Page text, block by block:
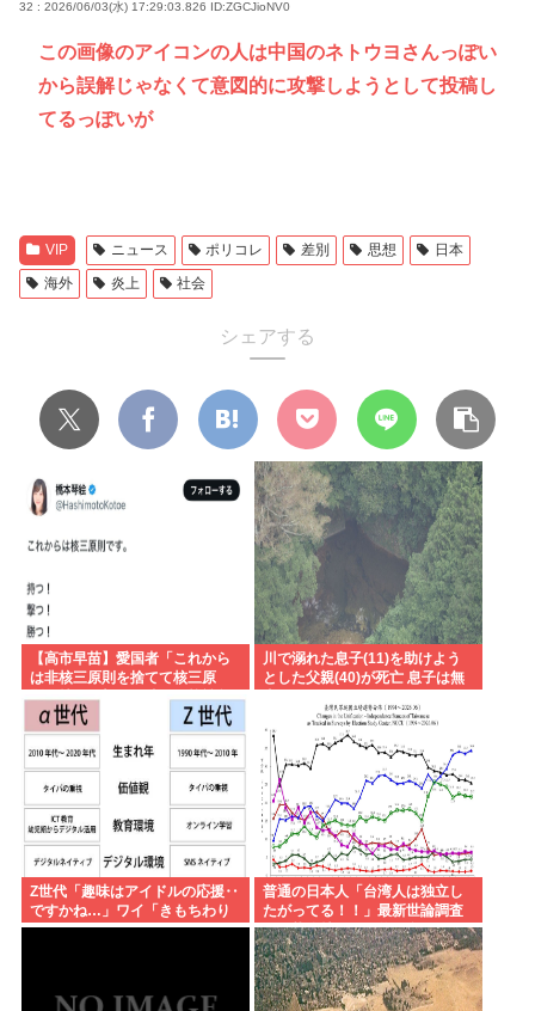
32 : 2026/06/03(水) 17:29:03.826 ID:ZGCJioNV0
この画像のアイコンの人は中国のネトウヨさんっぽい
から誤解じゃなくて意図的に攻撃しようとして投稿し
てるっぽいが
VIP ニュース ポリコレ 差別 思想
日本
海外
炎上 社会
シェアする
【高市早苗】愛国者「これから
は非核三原則を捨てて核三原
則。持つ！撃つ！勝つ！核戦争
には慣れている、試してみる
か？」
川で溺れた息子(11)を助けよう
とした父親(40)が死亡 息子は無
Z世代「趣味はアイドルの応援‥
ですかね…」ワイ「きもちわり
ーwww」
普通の日本人「台湾人は独立し
たがってる！！」最新世論調査
で現状維持が圧倒的に多いこと
が判明..